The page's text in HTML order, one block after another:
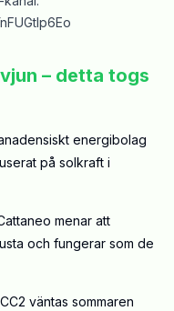
– detta togs
energibolag
på solkraft i
menar att
och fungerar som de
väntas sommaren